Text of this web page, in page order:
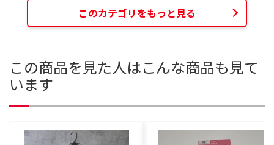
このカテゴリをもっと見る
この商品を見た人はこんな商品も見て
います